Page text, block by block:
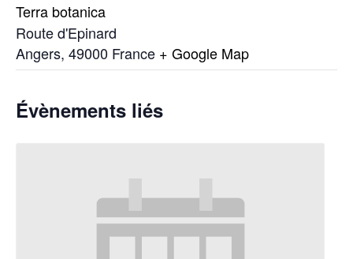
Terra botanica
Route d'Epinard
Angers, 49000 France + Google Map
Évènements liés